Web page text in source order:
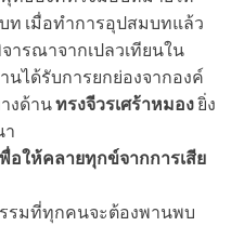
เมื่อทำการอุปสมบทแล้ว
ารณาจากเปลวเทียนใน
ได้รับการยกย่องจากองค์
งด้านทรงจีวรเศร้าหมองยิ่ง
อให้คลายทุกข์จากการเสีย
รรมที่ทุกคนจะต้องพานพบ